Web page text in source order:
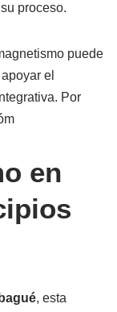
proceso.
puede
el
Por
en
, esta